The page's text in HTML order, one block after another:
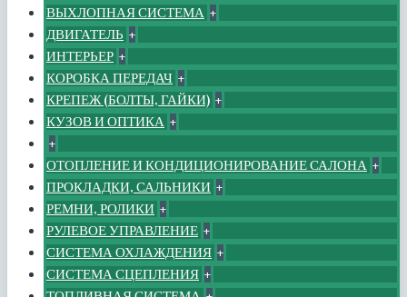
ВЫХЛОПНАЯ СИСТЕМА +
ДВИГАТЕЛЬ +
ИНТЕРЬЕР +
КОРОБКА ПЕРЕДАЧ +
КРЕПЕЖ (БОЛТЫ, ГАЙКИ) +
КУЗОВ И ОПТИКА +
+
ОТОПЛЕНИЕ И КОНДИЦИОНИРОВАНИЕ САЛОНА +
ПРОКЛАДКИ, САЛЬНИКИ +
РЕМНИ, РОЛИКИ +
РУЛЕВОЕ УПРАВЛЕНИЕ +
СИСТЕМА ОХЛАЖДЕНИЯ +
СИСТЕМА СЦЕПЛЕНИЯ +